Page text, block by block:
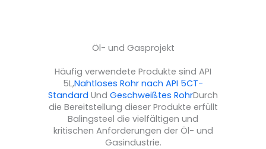
Öl- und Gasprojekt
Häufig verwendete Produkte sind API
5L,Nahtloses Rohr nach API 5CT-
Standard Und Geschweißtes RohrDurch
die Bereitstellung dieser Produkte erfüllt
Balingsteel die vielfältigen und
kritischen Anforderungen der Öl- und
Gasindustrie.